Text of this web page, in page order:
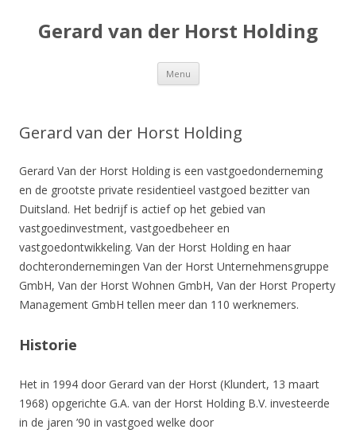
Gerard van der Horst Holding
Menu Spring
de
Gerard van der Horst Holding
Gerard Van der Horst Holding is een vastgoedonderneming
en de grootste private residentieel vastgoed bezitter van
Duitsland. Het bedrijf is actief op het gebied van
vastgoedinvestment, vastgoedbeheer en
vastgoedontwikkeling. Van der Horst Holding en haar
dochterondernemingen Van der Horst Unternehmensgruppe
GmbH, Van der Horst Wohnen GmbH, Van der Horst Property
Management GmbH tellen meer dan 110 werknemers.
Historie
Het in 1994 door Gerard van der Horst (Klundert, 13 maart
1968) opgerichte G.A. van der Horst Holding B.V. investeerde
in de jaren ’90 in vastgoed welke door